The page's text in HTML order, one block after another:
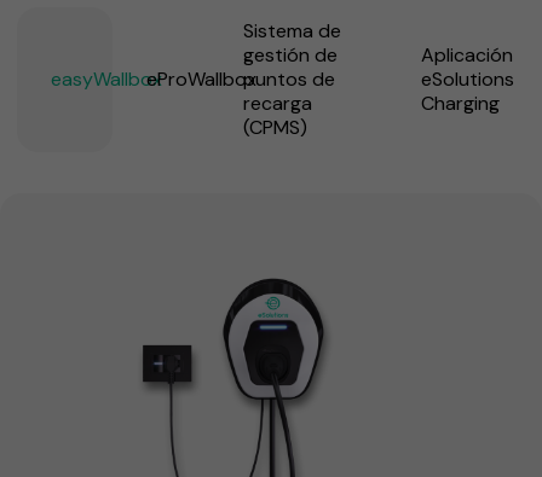
easyWallboxeProWallbox
Sistema de
gestión de
puntos de
recarga
(CPMS)
Aplicación
eSolutions
Charging